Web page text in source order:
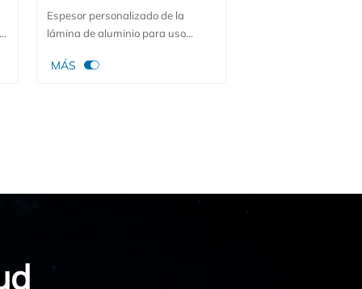
estructural
Espesor personalizado de la
lámina de aluminio para uso
la resistencia, el peso, la
MÁS 